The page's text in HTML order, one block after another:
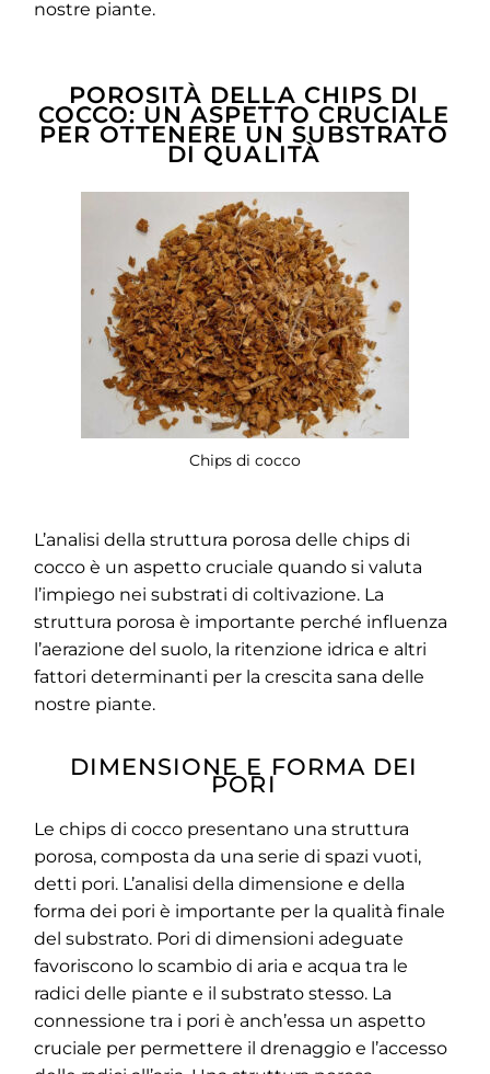
nostre piante.
POROSITÀ DELLA CHIPS DI
COCCO: UN ASPETTO CRUCIALE
PER OTTENERE UN SUBSTRATO
DI QUALITÀ
Chips di cocco
L’analisi della struttura porosa delle chips di
cocco è un aspetto cruciale quando si valuta
l’impiego nei substrati di coltivazione. La
struttura porosa è importante perché influenza
l’aerazione del suolo, la ritenzione idrica e altri
fattori determinanti per la crescita sana delle
nostre piante.
DIMENSIONE E FORMA DEI
PORI
Le chips di cocco presentano una struttura
porosa, composta da una serie di spazi vuoti,
detti pori. L’analisi della dimensione e della
forma dei pori è importante per la qualità finale
del substrato. Pori di dimensioni adeguate
favoriscono lo scambio di aria e acqua tra le
radici delle piante e il substrato stesso. La
connessione tra i pori è anch’essa un aspetto
cruciale per permettere il drenaggio e l’accesso